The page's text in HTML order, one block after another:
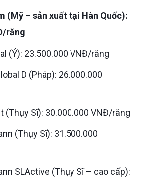
răng
(Ý): 23.500.000 VNĐ/răng
(Thụy Sĩ): 30.000.000 VNĐ/răng